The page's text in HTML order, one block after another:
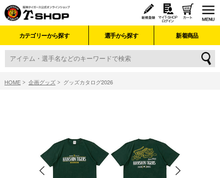
カテゴリーから探す 選手から探す 新着商品
HOME 企画グッズ グッズカタログ2026